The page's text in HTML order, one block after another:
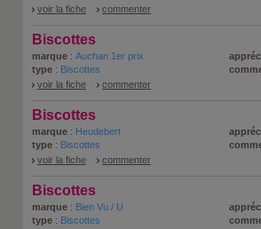
voir la fiche
commenter
Biscottes
marque : Auchan 1er prix
type : Biscottes
voir la fiche
commenter
Biscottes
marque : Heudebert
type : Biscottes
voir la fiche
commenter
Biscottes
marque : Bien Vu / U
type : Biscottes